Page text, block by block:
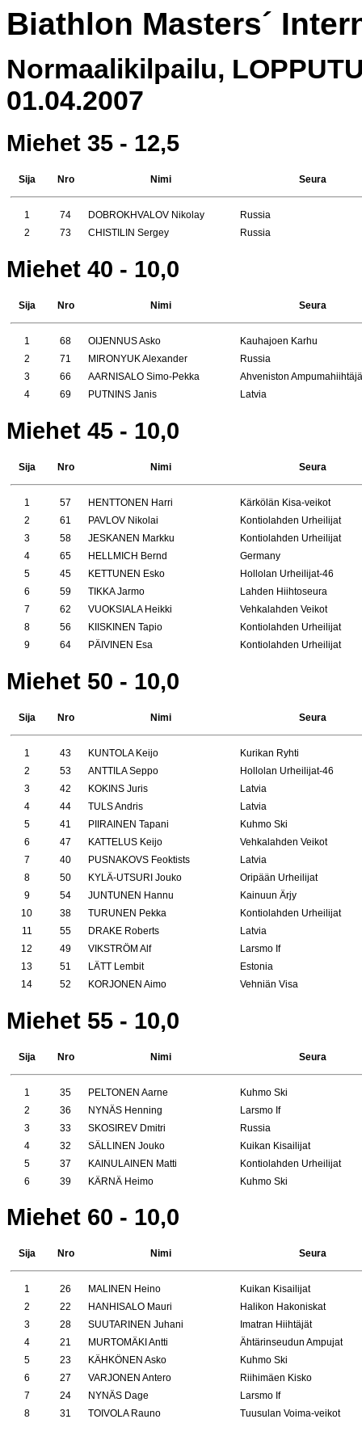
Biathlon Masters´
Normaalikilpailu,
01.04.2007
Miehet 35 - 12,5
Sija Nro Nimi Seura
1 74 DOBROKHVALOV Nikolay
Russia
2
73 CHISTILIN Sergey Russia
Miehet 40 - 10,0
Sija Nro Nimi Seura
1 68 OIJENNUS Asko
Kauhajoen Karhu
2
71 MIRONYUK Alexander
Russia
3
66 AARNISALO Simo-Pekka
Ahveniston Ampumahiihtäjä
4
69 PUTNINS Janis Latvia
Miehet 45 - 10,0
Sija Nro Nimi Seura
1 57 HENTTONEN Harri
Kärkölän Kisa-veikot
2
61 PAVLOV Nikolai
Kontiolahden Urheilijat
3
58 JESKANEN Markku
Kontiolahden Urheilijat
4
65 HELLMICH Bernd
Germany
5
45 KETTUNEN Esko
Hollolan Urheilijat-46
6
59 TIKKA Jarmo
Lahden Hiihtoseura
7
62 VUOKSIALA Heikki
Vehkalahden Veikot
8
56 KIISKINEN Tapio
Kontiolahden Urheilijat
9
64 PÄIVINEN Esa Kontiolahden Urheilijat
Miehet 50 - 10,0
Sija Nro Nimi Seura
1 43 KUNTOLA Keijo
Kurikan Ryhti
2
53 ANTTILA Seppo
Hollolan Urheilijat-46
3
42 KOKINS Juris
Latvia
4
44 TULS Andris
Latvia
5
41 PIIRAINEN Tapani
Kuhmo Ski
6
47 KATTELUS Keijo
Vehkalahden Veikot
7
40 PUSNAKOVS Feoktists
Latvia
8
50 KYLÄ-UTSURI Jouko
Oripään Urheilijat
9
54 JUNTUNEN Hannu
Kainuun Ärjy
10
38 TURUNEN Pekka
Kontiolahden Urheilijat
11
55 DRAKE Roberts
Latvia
12
49 VIKSTRÖM Alf
Larsmo If
13
51 LÄTT Lembit
Estonia
14
52 KORJONEN Aimo Vehniän Visa
Miehet 55 - 10,0
Sija Nro Nimi Seura
1 35 PELTONEN Aarne
Kuhmo Ski
2
36 NYNÄS Henning
Larsmo If
3
33 SKOSIREV Dmitri
Russia
4
32 SÄLLINEN Jouko
Kuikan Kisailijat
5
37 KAINULAINEN Matti
Kontiolahden Urheilijat
6
39 KÄRNÄ Heimo Kuhmo Ski
Miehet 60 - 10,0
Sija Nro Nimi Seura
1 26 MALINEN Heino
Kuikan Kisailijat
2
22 HANHISALO Mauri
Halikon Hakoniskat
3
28 SUUTARINEN Juhani
Imatran Hiihtäjät
4
21 MURTOMÄKI Antti
Ähtärinseudun Ampujat
5
23 KÄHKÖNEN Asko
Kuhmo Ski
6
27 VARJONEN Antero
Riihimäen Kisko
7
24 NYNÄS Dage
Larsmo If
8
31 TOIVOLA Rauno Tuusulan Voima-veikot